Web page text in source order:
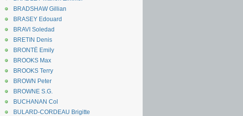
BRADSHAW Gillian
BRASEY Edouard
BRAVI Soledad
BRETIN Denis
BRONTË Emily
BROOKS Max
BROOKS Terry
BROWN Peter
BROWNE S.G.
BUCHANAN Col
BULARD-CORDEAU Brigitte